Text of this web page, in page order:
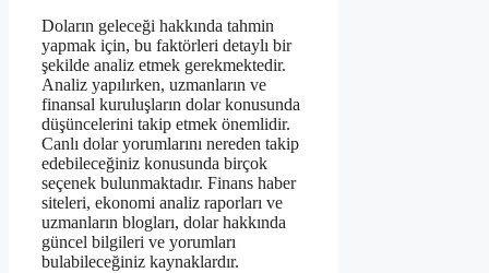
Doların geleceği hakkında tahmin
yapmak için, bu faktörleri detaylı bir
şekilde analiz etmek gerekmektedir.
Analiz yapılırken, uzmanların ve
finansal kuruluşların dolar konusunda
düşüncelerini takip etmek önemlidir.
Canlı dolar yorumlarını nereden takip
edebileceğiniz konusunda birçok
seçenek bulunmaktadır. Finans haber
siteleri, ekonomi analiz raporları ve
uzmanların blogları, dolar hakkında
güncel bilgileri ve yorumları
bulabileceğiniz kaynaklardır.